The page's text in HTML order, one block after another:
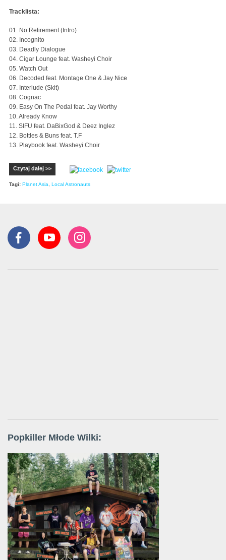
Tracklista:
01. No Retirement (Intro)
02. Incognito
03. Deadly Dialogue
04. Cigar Lounge feat. Washeyi Choir
05. Watch Out
06. Decoded feat. Montage One & Jay Nice
07. Interlude (Skit)
08. Cognac
09. Easy On The Pedal feat. Jay Worthy
10. Already Know
11. SIFU feat. DaBixGod & Deez Inglez
12. Bottles & Buns feat. T.F
13. Playbook feat. Washeyi Choir
Czytaj dalej >>
Tagi: Planet Asia Local Astronauts
Popkiller Młode Wilki: